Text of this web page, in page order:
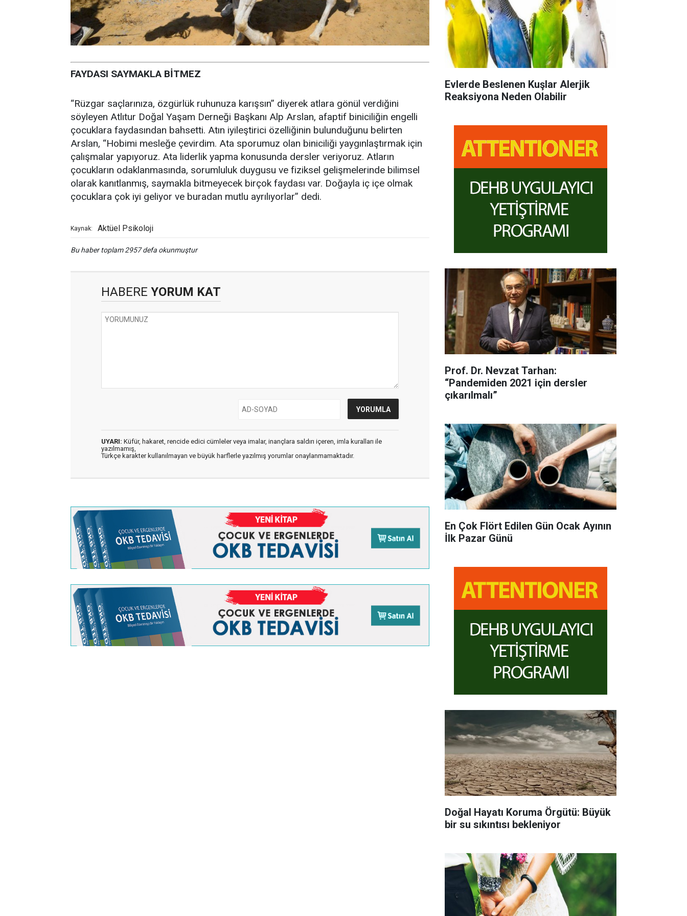
FAYDASI SAYMAKLA BİTMEZ
“Rüzgar saçlarınıza, özgürlük ruhunuza karışsın” diyerek atlara gönül verdiğini
söyleyen Atlıtur Doğal Yaşam Derneği Başkanı Alp Arslan, afaptif biniciliğin engelli
çocuklara faydasından bahsetti. Atın iyileştirici özelliğinin bulunduğunu belirten
Arslan, “Hobimi mesleğe çevirdim. Ata sporumuz olan biniciliği yaygınlaştırmak için
çalışmalar yapıyoruz. Ata liderlik yapma konusunda dersler veriyoruz. Atların
çocukların odaklanmasında, sorumluluk duygusu ve fiziksel gelişmelerinde bilimsel
olarak kanıtlanmış, saymakla bitmeyecek birçok faydası var. Doğayla iç içe olmak
çocuklara çok iyi geliyor ve buradan mutlu ayrılıyorlar” dedi.
Kaynak: Aktüel Psikoloji
Bu haber toplam 2957 defa okunmuştur
HABERE YORUM KAT
UYARI: Küfür, hakaret, rencide edici cümleler veya imalar, inançlara saldırı içeren, imla kuralları ile
yazılmamış,
Türkçe karakter kullanılmayan ve büyük harflerle yazılmış yorumlar onaylanmamaktadır.
Evlerde Beslenen Kuşlar Alerjik
Reaksiyona Neden Olabilir
Prof. Dr. Nevzat Tarhan:
“Pandemiden 2021 için dersler
çıkarılmalı”
En Çok Flört Edilen Gün Ocak Ayının
İlk Pazar Günü
Doğal Hayatı Koruma Örgütü: Büyük
bir su sıkıntısı bekleniyor